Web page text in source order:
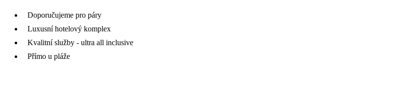
Doporučujeme pro páry
Luxusní hotelový komplex
Kvalitní služby - ultra all inclusive
Přímo u pláže